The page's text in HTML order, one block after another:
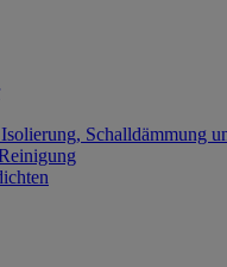
Schalldämmung